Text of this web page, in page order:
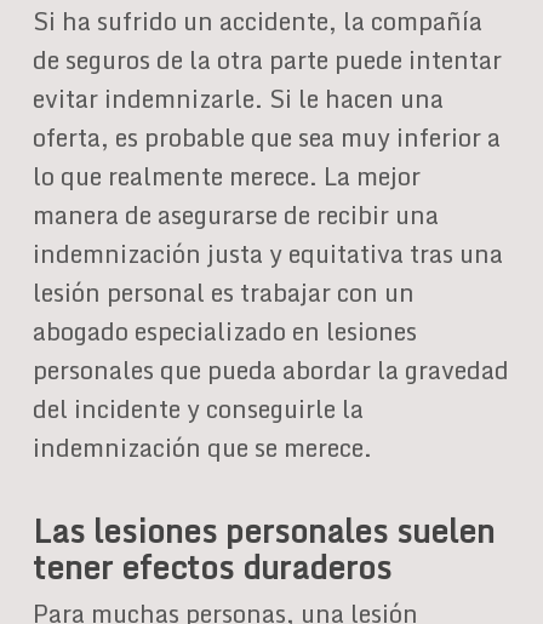
Si ha sufrido un accidente, la compañía
de seguros de la otra parte puede intentar
evitar indemnizarle. Si le hacen una
oferta, es probable que sea muy inferior a
lo que realmente merece. La mejor
manera de asegurarse de recibir una
indemnización justa y equitativa tras una
lesión personal es trabajar con un
abogado especializado en lesiones
personales que pueda abordar la gravedad
del incidente y conseguirle la
indemnización que se merece.
Las lesiones personales suelen
tener efectos duraderos
Para muchas personas, una lesión